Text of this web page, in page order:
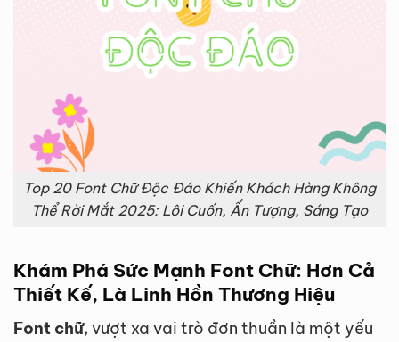
Top 20 Font Chữ Độc Đáo Khiến Khách Hàng Không
Thể Rời Mắt 2025: Lôi Cuốn, Ấn Tượng, Sáng Tạo
Khám Phá Sức Mạnh Font Chữ: Hơn Cả
Thiết Kế, Là Linh Hồn Thương Hiệu
Font chữ, vượt xa vai trò đơn thuần là một yếu